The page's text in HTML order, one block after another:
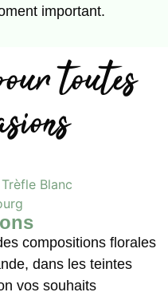
important.
toutes
compositions florales
dans les teintes
vos souhaits